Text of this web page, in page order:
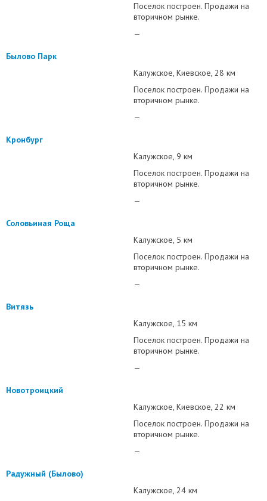
Поселок построен. Продажи на
вторичном рынке.
—
Былово Парк
Калужское Киевское 28 км
Поселок построен. Продажи на
вторичном рынке.
—
Кронбург
Калужское 9 км
Поселок построен. Продажи на
вторичном рынке.
—
Соловьиная Роща
Калужское 5 км
Поселок построен. Продажи на
вторичном рынке.
—
Витязь
Калужское 15 км
Поселок построен. Продажи на
вторичном рынке.
—
Новотроицкий
Калужское Киевское 22 км
Поселок построен. Продажи на
вторичном рынке.
—
Радужный (Былово)
Калужское 24 км